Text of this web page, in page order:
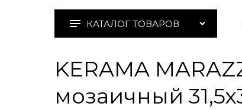
КАТАЛОГ ТОВАРОВ
KERAMA
мозаичный